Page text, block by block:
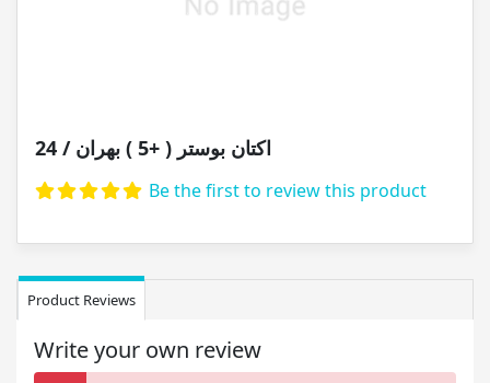
اکتان بوستر ( +5 ) بهران / 24
Be the first to review this product
Product Reviews
Write your own review